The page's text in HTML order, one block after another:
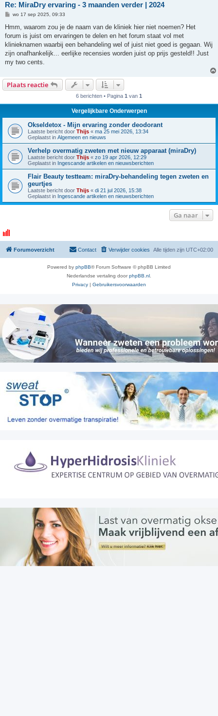
Re: MiraDry ervaring - 3 maanden verder | 2024
B
r
c
h
wo 17 sep 2025, 09:33
Hmm, waarom zou je de naam van de kliniek hier niet noemen? Het
forum is juist om ervaringen te delen en het forum staat vol met
klinieknamen waarbij een behandeling wel of juist niet goed is gegaan. Wij
zijn onafhankelijk... eerlijke recensies worden juist op prijs gesteld!! Just
my two cents.
Plaats reactie
6 berichten • Pagina 1 van 1
Vergelijkbare Onderwerpen
Okseldetox - Mijn ervaring zonder deodorant
Laatste bericht door Thijs « ma 25 mei 2026, 13:34
Geplaatst in Algemeen en nieuws
Verhelp overmatig zweten met nieuw apparaat (miraDry)
Laatste bericht door Thijs « zo 19 apr 2026, 12:29
Geplaatst in Ingescande artikelen en nieuwsberichten
Flair Beauty testteam: miraDry-behandeling tegen zweten en
geurtjes
Laatste bericht door Thijs « di 21 jul 2026, 15:38
Geplaatst in Ingescande artikelen en nieuwsberichten
Ga naar
Forumoverzicht Alle tijden zijn UTC+02:00
Verwijder cookies
Contact
Powered by phpBB® Forum Software © phpBB Limited
Nederlandse vertaling doorphpBB.nl
Privacy | Gebruikersvoorwaarden